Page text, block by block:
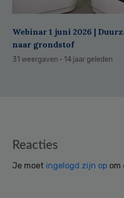
Webinar 1 juni 2026 |
naar grondstof
31 weergaven · 14 jaar geleden
Reader
Reacties
Je moet ingelogd zijn op om